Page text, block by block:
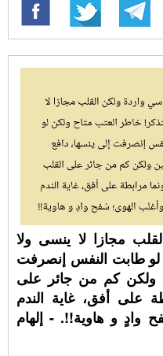
مجازا لا ينسى ولا
لو طابت النفس إنصرفت
ولكن كم من جائر على
على أفق، غاية الندم
وادٍ و هاوية!!. - إلهام